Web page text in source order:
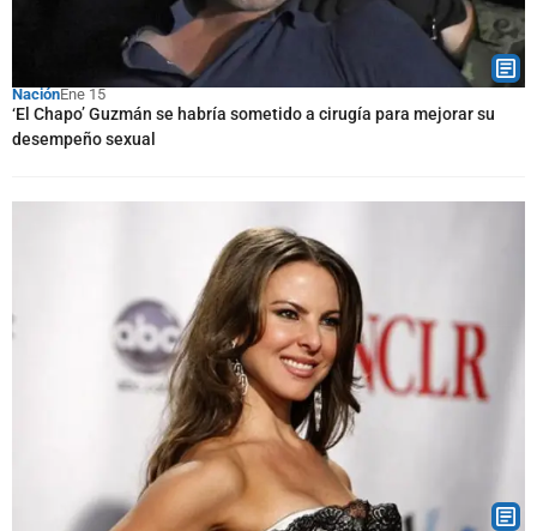
NaciónEne 15
‘El Chapo’ Guzmán se habría sometido a cirugía para mejorar su
desempeño sexual